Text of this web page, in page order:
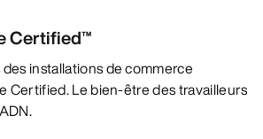
Certified™
installations de commerce
Certified. Le bien-être des travailleurs